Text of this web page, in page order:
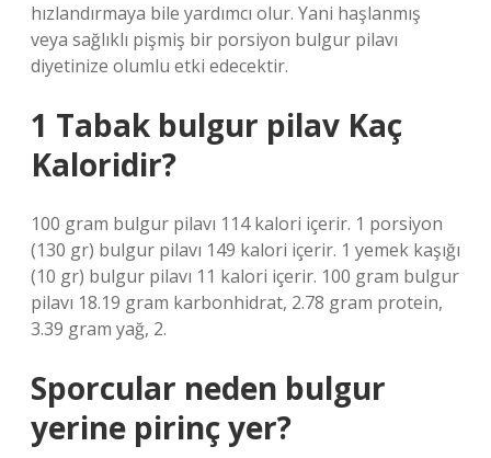
hızlandırmaya bile yardımcı olur. Yani haşlanmış
veya sağlıklı pişmiş bir porsiyon bulgur pilavı
diyetinize olumlu etki edecektir.
1 Tabak bulgur pilav Kaç
Kaloridir?
100 gram bulgur pilavı 114 kalori içerir. 1 porsiyon
(130 gr) bulgur pilavı 149 kalori içerir. 1 yemek kaşığı
(10 gr) bulgur pilavı 11 kalori içerir. 100 gram bulgur
pilavı 18.19 gram karbonhidrat, 2.78 gram protein,
3.39 gram yağ, 2.
Sporcular neden bulgur
yerine pirinç yer?